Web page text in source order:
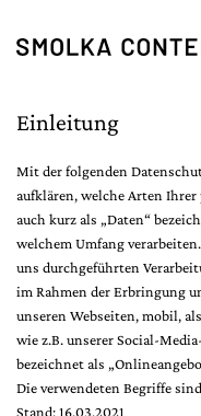
Einleitung
Mit der folgenden
aufklären, welche Arten
auch kurz als „Daten“
welchem Umfang
uns durchgeführten
im Rahmen der Erbringung
unseren Webseiten, mobil,
wie z.B. unserer Social-
bezeichnet als
Die verwendeten Begriffe
Stand: 16.03.2021